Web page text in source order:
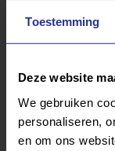
Toestemming
Deze website
We gebruiken
personaliseren,
en om ons